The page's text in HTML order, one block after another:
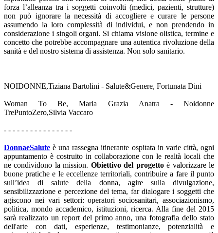
forza l’alleanza tra i soggetti coinvolti (medici, pazienti, strutture)
non può ignorare la necessità di accogliere e curare le persone
assumendo la loro complessità di individui, e non prendendo in
considerazione i singoli organi. Si chiama visione olistica, termine e
concetto che potrebbe accompagnare una autentica rivoluzione della
sanità e del nostro sistema di assistenza. Non solo sanitario.
NOIDONNE,Tiziana Bartolini - Salute&Genere, Fortunata Dini
Woman To Be, Maria Grazia Anatra - Noidonne
TrePuntoZero,Silvia Vaccaro
- - - - - - - - - - - - - - - -
DonnaeSalute è una rassegna itinerante ospitata in varie città, ogni
appuntamento è costruito in collaborazione con le realtà locali che
ne condividono la mission. Obiettivo del progettoè valorizzare le
buone pratiche e le eccellenze territoriali, contribuire a fare il punto
sull’idea di salute della donna, agire sulla divulgazione,
sensibilizzazione e percezione del tema, far dialogare i soggetti che
agiscono nei vari settori: operatori sociosanitari, associazionismo,
politica, mondo accademico, istituzioni, ricerca. Alla fine del 2015
sarà realizzato un report del primo anno, una fotografia dello stato
dell'arte con dati, esperienze, testimonianze, potenzialità e